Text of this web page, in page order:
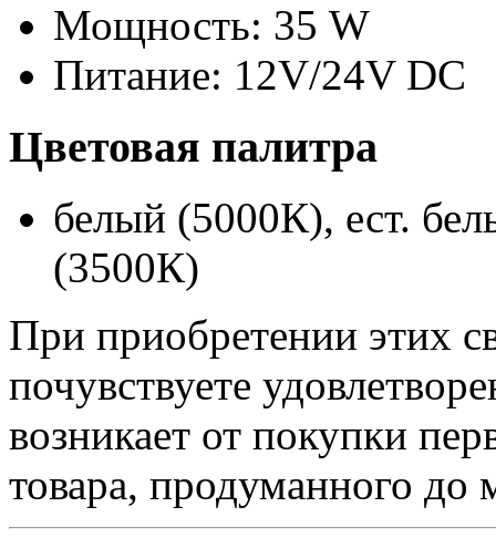
Мощность: 35 W
Питание: 12V/24V DC
Цветовая палитра
белый (5000К), ест.
(3500К)
При приобретении этих
почувствуете
возникает от покупки
товара, продуманного до